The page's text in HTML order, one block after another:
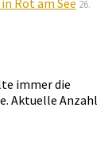
Rot am See 26.
immer die
Aktuelle Anzahl